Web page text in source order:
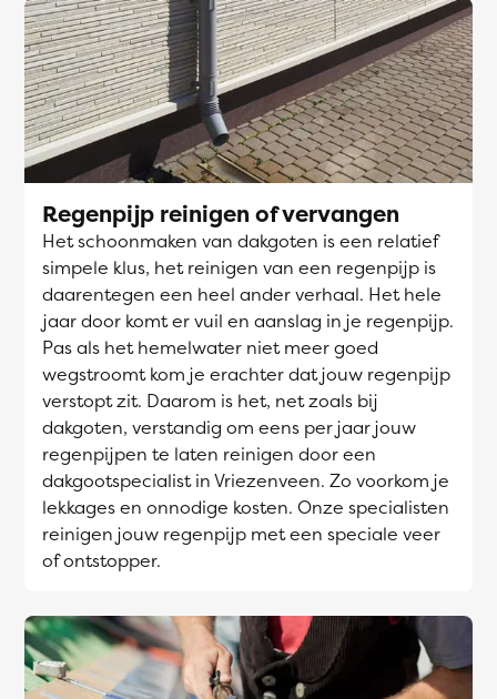
Regenpijp reinigen of vervangen
Het schoonmaken van dakgoten is een relatief
simpele klus, het reinigen van een regenpijp is
daarentegen een heel ander verhaal. Het hele
jaar door komt er vuil en aanslag in je regenpijp.
Pas als het hemelwater niet meer goed
wegstroomt kom je erachter dat jouw regenpijp
verstopt zit. Daarom is het, net zoals bij
dakgoten, verstandig om eens per jaar jouw
regenpijpen te laten reinigen door een
dakgootspecialist in Vriezenveen. Zo voorkom je
lekkages en onnodige kosten. Onze specialisten
reinigen jouw regenpijp met een speciale veer
of ontstopper.